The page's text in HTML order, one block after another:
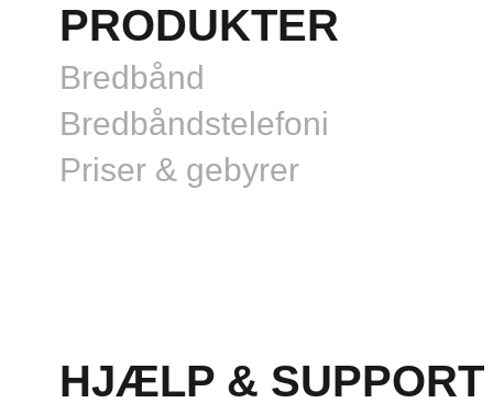
PRODUKTER
Bredbånd
Bredbåndstelefoni
Priser & gebyrer
HJÆLP & SUPPORT